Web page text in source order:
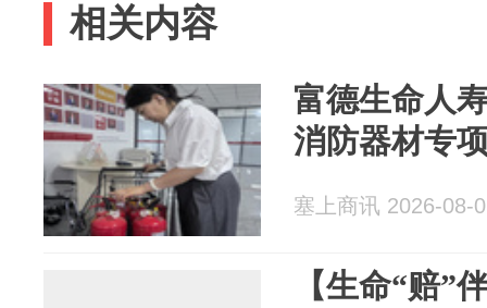
相关内容
富德生命人
消防器材专
塞上商讯 2026-08-
【生命“赔”